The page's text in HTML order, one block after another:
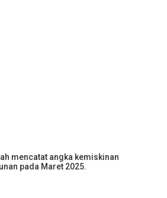
mencatat angka kemiskinan
pada Maret 2025.